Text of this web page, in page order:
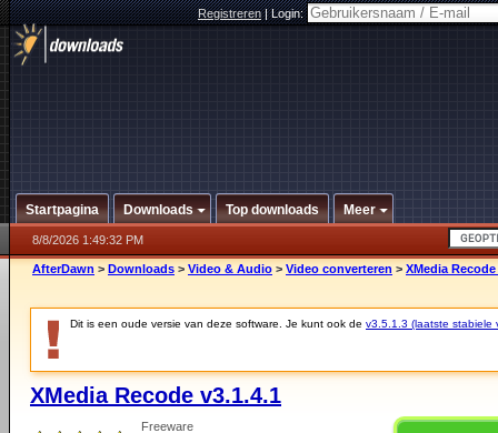
Registreren|Login:
Startpagina Downloads Top downloads Meer
8/8/2026 1:49:32 PM
AfterDawn > Downloads > Video & Audio > Video converteren > XMedia Recode
Dit is een oude versie van deze software. Je kunt ook de v3.5.1.3 (laatste stabiele
XMedia Recode v3.1.4.1
Freeware